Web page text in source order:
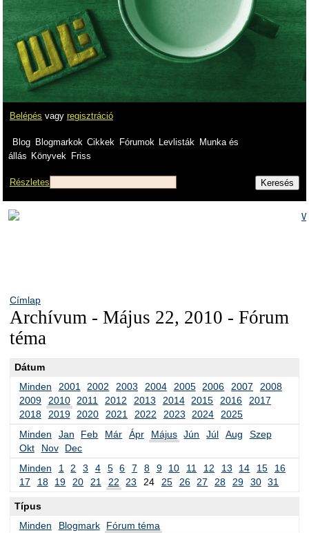
Belépés vagy regisztráció
Blog Blogmarkok Cikkek Fórumok Levlisták
Munka és
állás Könyvek Friss
Részletes
Címlap
Archívum - Május 22, 2010 - Fórum
téma
Dátum
Minden
2001 2002 2003 2004 2005 2006 2007
2008
2009
2010 2011 2012 2013 2014 2015 2016
2017
2018
2019 2020 2021 2022 2023 2024
2025
Minden
Jan Feb Már Ápr Május Jún Júl Aug
Szep
Okt
Nov
Dec
Minden
1 2 3 4 5 6 7 8 9 10 11 12 13 14 15
16
17
18 19 20 21 22 23 24 25 26 27 28 29 30 31
Típus
Minden
Blogmark Fórum téma